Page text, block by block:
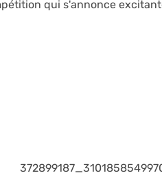
qui s'annonce